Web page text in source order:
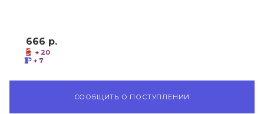
666 р.
+ 20
+ 7
СООБЩИТЬ О ПОСТУПЛЕНИИ